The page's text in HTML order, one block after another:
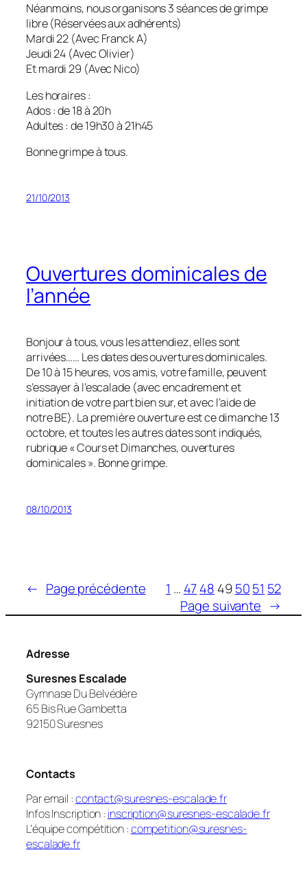
Néanmoins, nous organisons 3 séances de grimpe
libre (Réservées aux adhérents)
Mardi 22 (Avec Franck A)
Jeudi 24 (Avec Olivier)
Et mardi 29 (Avec Nico)
Les horaires :
Ados : de 18 à 20h
Adultes : de 19h30 à 21h45
Bonne grimpe à tous.
21/10/2013
Ouvertures dominicales de
l’année
Bonjour à tous, vous les attendiez, elles sont
arrivées…… Les dates des ouvertures dominicales.
De 10 à 15 heures, vos amis, votre famille, peuvent
s’essayer à l’escalade (avec encadrement et
initiation de votre part bien sur, et avec l’aide de
notre BE). La première ouverture est ce dimanche 13
octobre, et toutes les autres dates sont indiqués,
rubrique « Cours et Dimanches, ouvertures
dominicales ». Bonne grimpe.
08/10/2013
← Page précédente 1 … 4748 495051 52
Page suivante →
Adresse
Suresnes Escalade
Gymnase Du Belvédère
65 Bis Rue Gambetta
92150 Suresnes
Contacts
Par email :contact@suresnes-escalade.fr
Infos Inscription : inscription@suresnes-escalade.fr
L’équipe compétition :competition@suresnes-
escalade.fr